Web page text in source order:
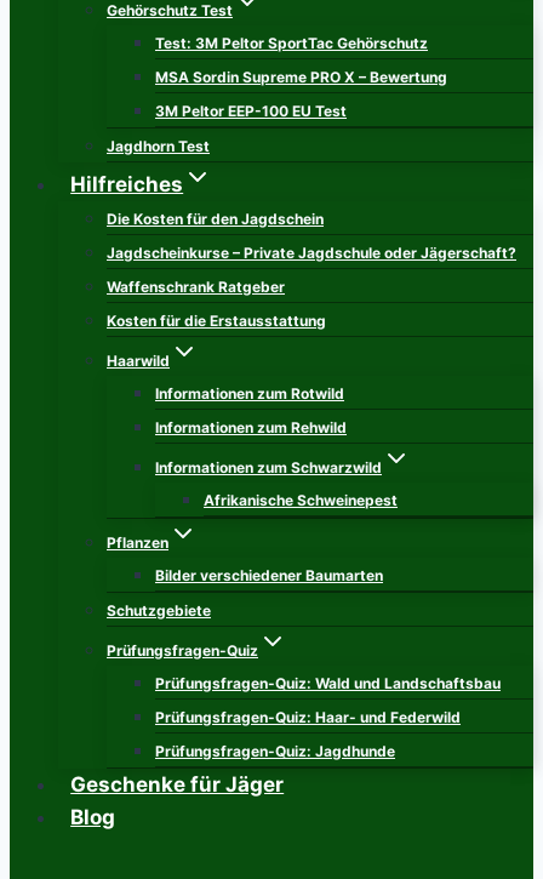
Gehörschutz Test
Test: 3M Peltor SportTac Gehörschutz
MSA Sordin Supreme PRO X – Bewertung
3M Peltor EEP-100 EU Test
Jagdhorn Test
Hilfreiches
Die Kosten für den Jagdschein
Jagdscheinkurse – Private Jagdschule oder Jägerschaft?
Waffenschrank Ratgeber
Kosten für die Erstausstattung
Haarwild
Informationen zum Rotwild
Informationen zum Rehwild
Informationen zum Schwarzwild
Afrikanische Schweinepest
Pflanzen
Bilder verschiedener Baumarten
Schutzgebiete
Prüfungsfragen-Quiz
Prüfungsfragen-Quiz: Wald und Landschaftsbau
Prüfungsfragen-Quiz: Haar- und Federwild
Prüfungsfragen-Quiz: Jagdhunde
Geschenke für Jäger
Blog